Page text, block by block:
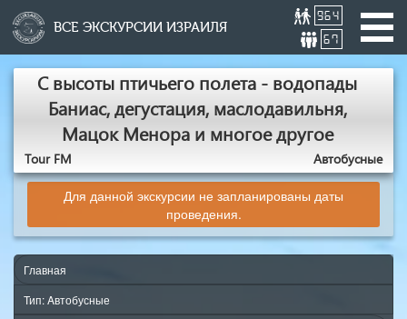
ВСЕ ЭКСКУРСИИ ИЗРАИЛЯ
964
67
С высоты птичьего полета - водопады
Баниас, дегустация, маслодавильня,
Мацок Менора и многое другое
Tour FM Aвтобусные
Для данной экскурсии не запланированы даты
проведения.
Главная
Тип: Aвтобусные